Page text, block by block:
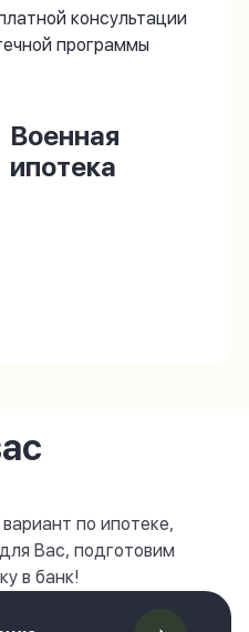
консультации
программы
Военная
ипотека
по ипотеке,
Вас, подготовим
в банк!